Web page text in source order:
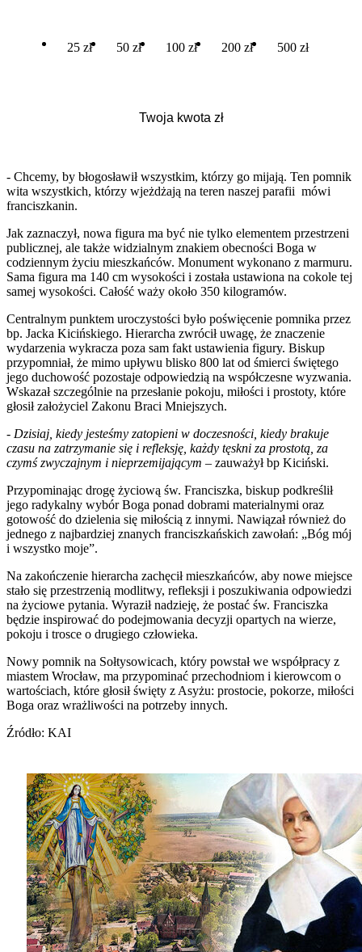
25 zł 50 zł 100 zł 200 zł 500 zł
- Chcemy, by błogosławił wszystkim, którzy go mijają. Ten pomnik
wita wszystkich, którzy wjeżdżają na teren naszej parafii mówi
franciszkanin.
Jak zaznaczył, nowa figura ma być nie tylko elementem przestrzeni
publicznej, ale także widzialnym znakiem obecności Boga w
codziennym życiu mieszkańców. Monument wykonano z marmuru.
Sama figura ma 140 cm wysokości i została ustawiona na cokole tej
samej wysokości. Całość waży około 350 kilogramów.
Centralnym punktem uroczystości było poświęcenie pomnika przez
bp. Jacka Kicińskiego. Hierarcha zwrócił uwagę, że znaczenie
wydarzenia wykracza poza sam fakt ustawienia figury. Biskup
przypomniał, że mimo upływu blisko 800 lat od śmierci świętego
jego duchowość pozostaje odpowiedzią na współczesne wyzwania.
Wskazał szczególnie na przesłanie pokoju, miłości i prostoty, które
głosił założyciel Zakonu Braci Mniejszych.
- Dzisiaj, kiedy jesteśmy zatopieni w doczesności, kiedy brakuje
czasu na zatrzymanie się i refleksję, każdy tęskni za prostotą, za
czymś zwyczajnym i nieprzemijającym – zauważył bp Kiciński.
Przypominając drogę życiową św. Franciszka, biskup podkreślił
jego radykalny wybór Boga ponad dobrami materialnymi oraz
gotowość do dzielenia się miłością z innymi. Nawiązał również do
jednego z najbardziej znanych franciszkańskich zawołań: „Bóg mój
i wszystko moje”.
Na zakończenie hierarcha zachęcił mieszkańców, aby nowe miejsce
stało się przestrzenią modlitwy, refleksji i poszukiwania odpowiedzi
na życiowe pytania. Wyraził nadzieję, że postać św. Franciszka
będzie inspirować do podejmowania decyzji opartych na wierze,
pokoju i trosce o drugiego człowieka.
Nowy pomnik na Sołtysowicach, który powstał we współpracy z
miastem Wrocław, ma przypominać przechodniom i kierowcom o
wartościach, które głosił święty z Asyżu: prostocie, pokorze, miłości
Boga oraz wrażliwości na potrzeby innych.
Źródło: KAI